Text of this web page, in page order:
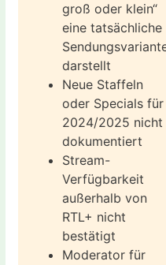
groß oder klein“
eine tatsächliche
darstellt
Neue Staffeln
oder Specials für
2024/2025 nicht
dokumentiert
Stream-
Verfügbarkeit
außerhalb von
RTL+ nicht
bestätigt
Moderator für